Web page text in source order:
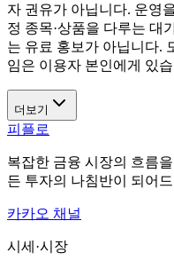
자 권유가 아닙니다. 운영
정 종목·상품을 다루는 대
는 유료 홍보가 아닙니다.
임은 이용자 본인에게 있
더보기
피플로
복잡한 금융 시장의 흐름
든 투자의 나침반이 되어
카카오 채널
시세·시장